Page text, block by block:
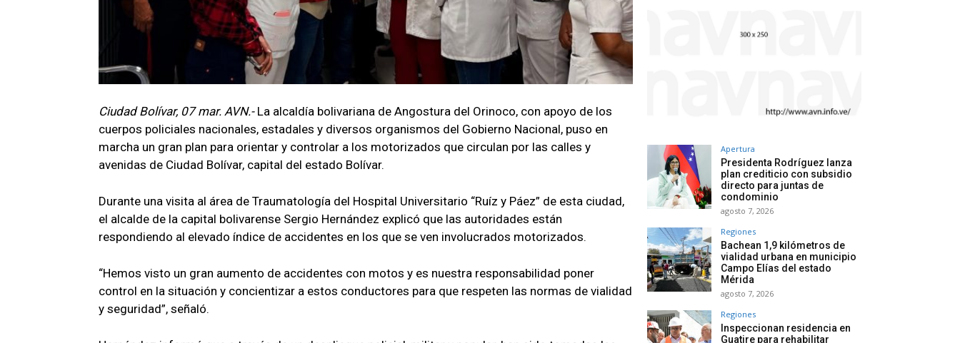
Ciudad Bolívar, 07 mar. AVN.-La alcaldía bolivariana de Angostura del Orinoco, con apoyo de los
cuerpos policiales nacionales, estadales y diversos organismos del Gobierno Nacional, puso en
marcha un gran plan para orientar y controlar a los motorizados que circulan por las calles y
avenidas de Ciudad Bolívar, capital del estado Bolívar.
Durante una visita al área de Traumatología del Hospital Universitario “Ruíz y Páez” de esta ciudad,
el alcalde de la capital bolivarense Sergio Hernández explicó que las autoridades están
respondiendo al elevado índice de accidentes en los que se ven involucrados motorizados.
“Hemos visto un gran aumento de accidentes con motos y es nuestra responsabilidad poner
control en la situación y concientizar a estos conductores para que respeten las normas de vialidad
y seguridad”, señaló.
Apertura
Presidenta Rodríguez lanza
plan crediticio con subsidio
directo para juntas de
condominio
agosto 7, 2026
Regiones
Bachean 1,9 kilómetros de
vialidad urbana en municipio
Campo Elías del estado
Mérida
agosto 7, 2026
Regiones
Inspeccionan residencia en
Guatire para rehabilitar